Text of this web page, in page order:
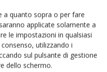
a quanto sopra o per fare
applicate solamente a
le impostazioni in qualsiasi
utilizzando i
sul pulsante di gestione
dello schermo.